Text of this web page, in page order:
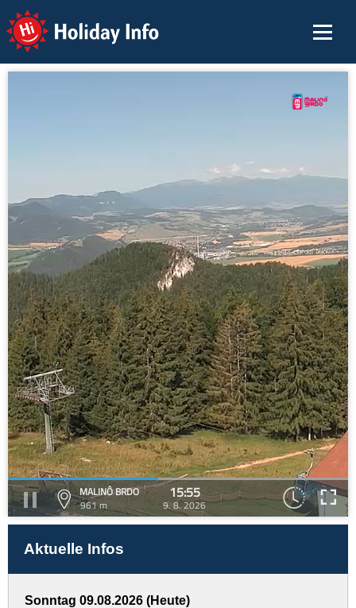
Holiday Info
MALINÔ BRDO
961 m
15:55
9. 8. 2026
Aktuelle Infos
Sonntag 09.08.2026 (Heute)